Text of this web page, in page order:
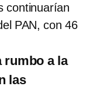
continuarían
PAN, con 46
rumbo a la
las